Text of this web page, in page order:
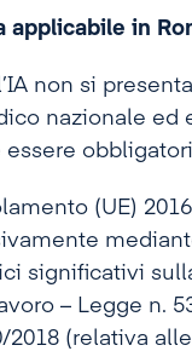
applicabile in
non si
nazionale ed
essere
(UE)
significativi
– Legge n.
2018 (relativa